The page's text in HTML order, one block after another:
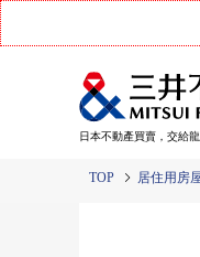
日本不動產買賣，交給
TOP 居住用房